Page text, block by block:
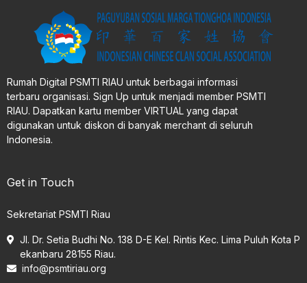
Rumah Digital PSMTI RIAU untuk berbagai informasi
terbaru organisasi. Sign Up untuk menjadi member PSMTI
RIAU. Dapatkan kartu member VIRTUAL yang dapat
digunakan untuk diskon di banyak merchant di seluruh
Indonesia.
Get in Touch
Sekretariat PSMTI Riau
Jl. Dr. Setia Budhi No. 138 D-E Kel. Rintis Kec. Lima Puluh Kota P
ekanbaru 28155 Riau.
info@psmtiriau.org